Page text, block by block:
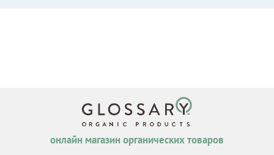
онлайн магазин органических товаров